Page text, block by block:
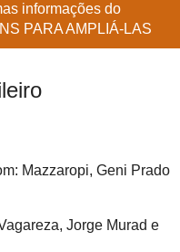
informações do
PARA AMPLIÁ-LAS
Mazzaropi, Geni Prado
Jorge Murad e